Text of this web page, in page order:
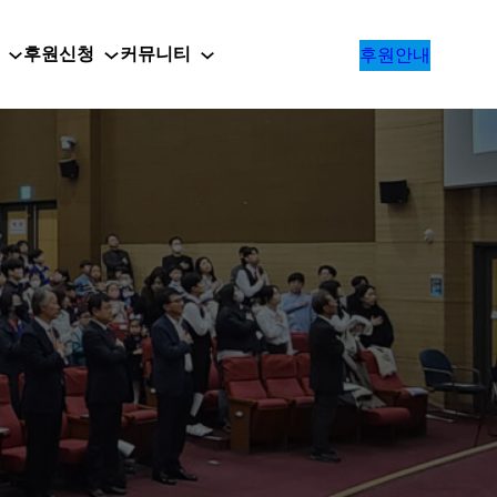
후원신청 커뮤니티 후원안내